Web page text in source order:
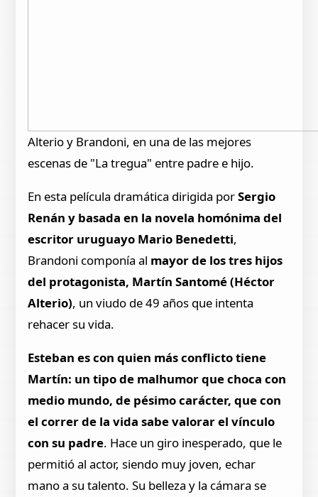
Alterio y Brandoni, en una de las mejores
escenas de "La tregua" entre padre e hijo.
En esta película dramática dirigida porSergio
Renán y basada en la novela homónima del
escritor uruguayo Mario Benedetti,
Brandoni componía al mayor de los tres hijos
del protagonista, Martín Santomé (Héctor
Alterio), un viudo de 49 años que intenta
rehacer su vida.
Esteban es con quien más conflicto tiene
Martín: un tipo de malhumor que choca con
medio mundo, de pésimo carácter, que con
el correr de la vida sabe valorar el vínculo
con su padre. Hace un giro inesperado, que le
permitió al actor, siendo muy joven, echar
mano a su talento. Su belleza y la cámara se